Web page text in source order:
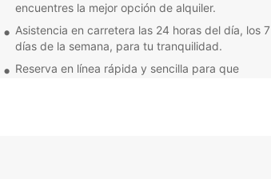
encuentres la mejor opción de alquiler.
Asistencia en carretera las 24 horas del día, los 7
días de la semana, para tu tranquilidad.
Reserva en línea rápida y sencilla para que